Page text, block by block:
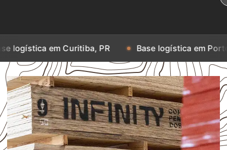
Curitiba, PR Base logística em Porto Alegre, RS